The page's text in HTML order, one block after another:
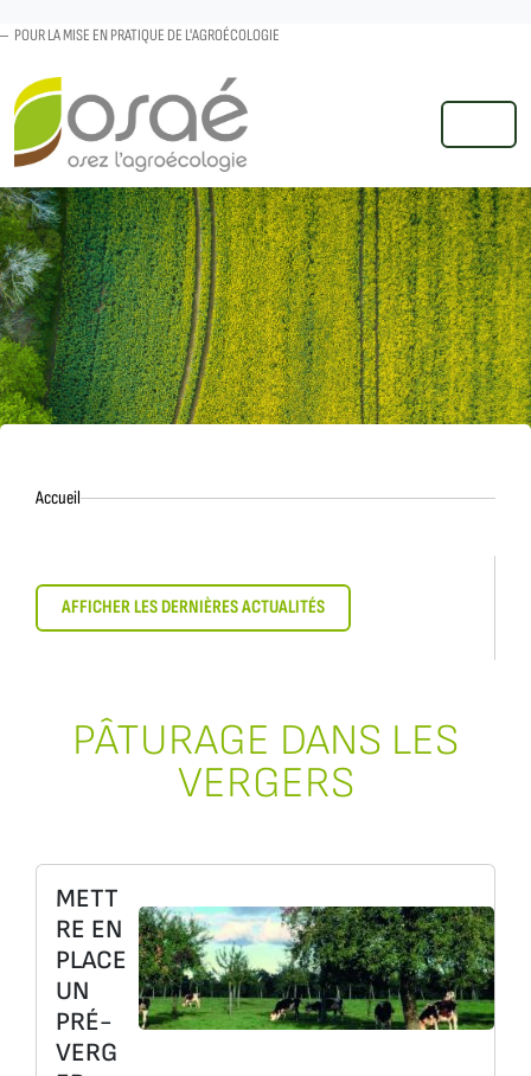
POUR LA MISE EN PRATIQUE DE L'AGROÉCOLOGIE
MENU
AccueilAccueil
AFFICHER LES DERNIÈRES ACTUALITÉS
PÂTURAGE DANS LES
VERGERS
METT
RE EN
PLACE
UN
PRÉ-
VERG